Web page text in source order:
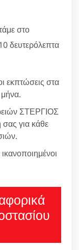
στο
δευτερόλεπτα
εκπτώσεις στα
ΣΤΕΡΓΙΟΣ
για κάθε
ικανοποιημένοι